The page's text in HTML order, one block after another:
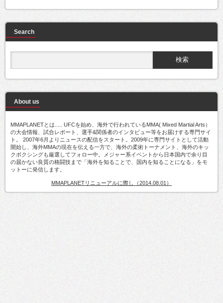
Search
About us
MMAPLANETとは..... UFCを始め、海外で行われているMMA( Mixed Martial Arts）
の大会情報、試合レポート、選手&関係者のインタビュー等をお届けする専門サイ
ト。 2007年6月よりニュースの配信をスタート。2009年に専門サイトとして活動
開始し、海外MMAの現在を伝える一方で、海外の柔術トーナメント、海外のキッ
クボクシングも厳選してフォロー中。メジャー系イベントから日本国内で余り目
の届かない良質の格闘技まで「海外を知ることで、国内を知ることになる」をモ
ットーに発信します。
MMAPLANETリニューアルに際し（2014.08.01）